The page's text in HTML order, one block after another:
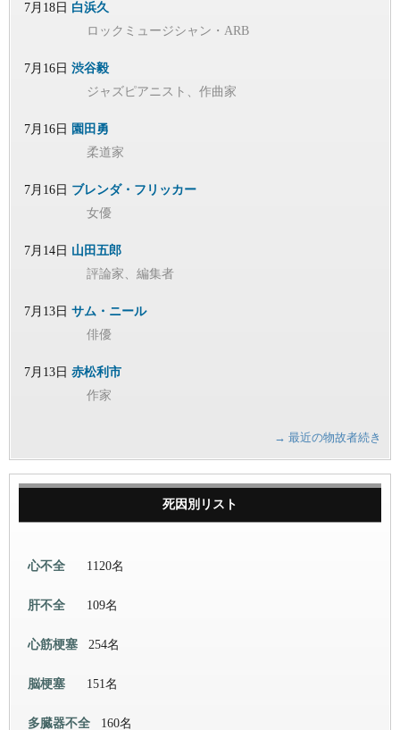
7月18日 白浜久
ロックミュージシャン・ARB
7月16日 渋谷毅
ジャズピアニスト、作曲家
7月16日 園田勇
柔道家
7月16日 ブレンダ・フリッカー
女優
7月14日 山田五郎
評論家、編集者
7月13日 サム・ニール
俳優
7月13日 赤松利市
作家
→ 最近の物故者続き
死因別リスト
心不全 1120名
肝不全 109名
心筋梗塞 254名
脳梗塞 151名
多臓器不全 160名